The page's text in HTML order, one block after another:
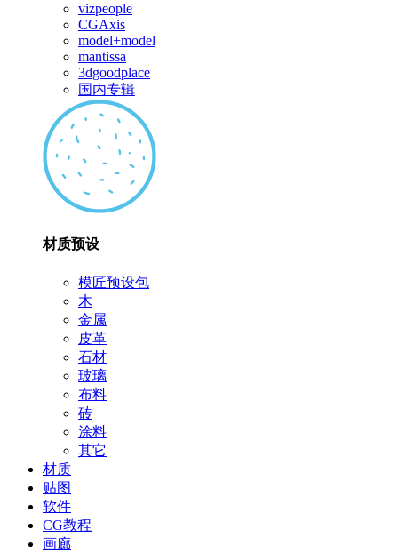
vizpeople
CGAxis
model+model
mantissa
3dgoodplace
国内专辑
材质预设
模匠预设包
木
金属
皮革
石材
玻璃
布料
砖
涂料
其它
材质
贴图
软件
CG教程
画廊